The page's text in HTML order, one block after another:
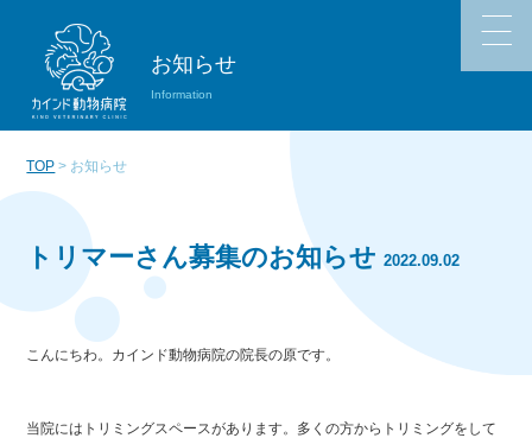
お知らせ
Information
TOP > お知らせ
トリマーさん募集のお知らせ2022.09.02
こんにちわ。カインド動物病院の院長の原です。
当院にはトリミングスペースがあります。多くの方からトリミングをして